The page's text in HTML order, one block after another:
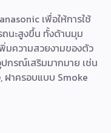
เพื่อให้การใช้
นะสูงขึ้น ทั้งด้านมุม
พิ่มความสวยงามของตัว
กรณ์เสริมมากมาย เช่น
ฝาครอบแบบ Smoke